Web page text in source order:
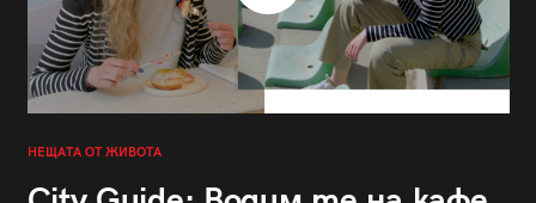
НЕЩАТА ОТ ЖИВОТА